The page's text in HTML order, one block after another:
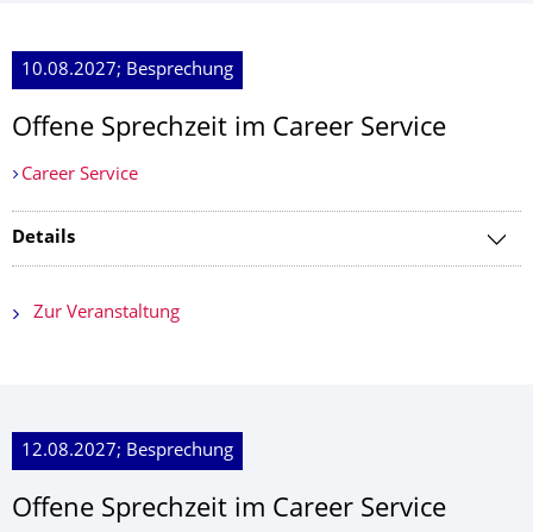
10.08.2027; Besprechung
Offene Sprechzeit im Career Service
Career Service
Details
Zur Veranstaltung
12.08.2027; Besprechung
Offene Sprechzeit im Career Service